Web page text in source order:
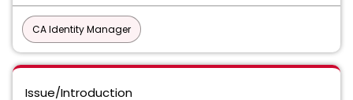
CA Identity Manager
Issue/Introduction